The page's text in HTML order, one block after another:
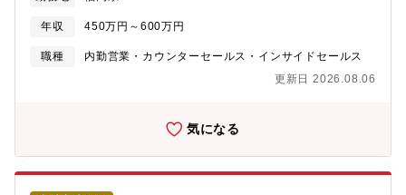
顧客体験を提供しています。取り扱うサービスは「LINE公式アカ
ウント」「LINEヤフー広告」「LINEプロモーションスタンプ」
「LINEミニアプリ」「LINEスクール 連絡帳」等、多岐に渡りま
イドセールスチームを管理するマネージャーを募集します。チー
向けたマネジメントを担っていただきます。」＜具体的な業務内
容＞・インサイドセールスメンバー（LINEヤフー広告）の業務マ
ネジメント・KPI管理（進捗管理・数値分析）と業務改善の提案・
営業戦略の立案と遂行・チームメンバーへのコーチング・育成・
フォロー・クライアントへの提案活動、折衝■営業手法・新規：
年収 450万円～600万円
職種
内勤営業・カウンターセールス・インサイドセールス
更新日 2026.08.06
気になる